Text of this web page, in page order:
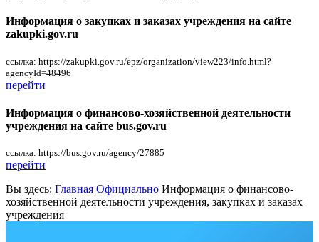
Информация о закупках и заказах учреждения на сайте
zakupki.gov.ru
ссылка: https://zakupki.gov.ru/epz/organization/view223/info.html?
agencyId=48496
перейти
Информация о финансово-хозяйственной деятельности
учреждения на сайте bus.gov.ru
ссылка: https://bus.gov.ru/agency/27885
перейти
Вы здесь: Главная Официально Информация о финансово-
хозяйственной деятельности учреждения, закупках и заказах
учреждения